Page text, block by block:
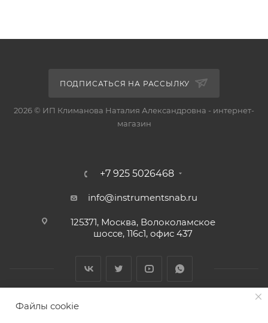
ПОДПИСАТЬСЯ НА РАССЫЛКУ
2026 © ИП Климанова Наталия Александровна - интернет-
магазин
+7 925 5026468
info@instrumentsnab.ru
125371, Москва, Волоколамское
шоссе, 116с1, офис 437
Файлы cookie